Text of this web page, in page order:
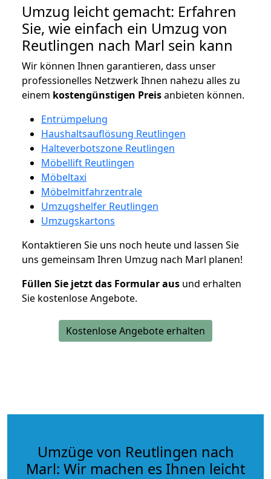
Umzug leicht gemacht: Erfahren
Sie, wie einfach ein Umzug von
Reutlingen nach Marl sein kann
Wir können Ihnen garantieren, dass unser
professionelles Netzwerk Ihnen nahezu alles zu
einem kostengünstigen Preisanbieten können.
Entrümpelung
Haushaltsauflösung Reutlingen
Halteverbotszone Reutlingen
Möbellift Reutlingen
Möbeltaxi
Möbelmitfahrzentrale
Umzugshelfer Reutlingen
Umzugskartons
Kontaktieren Sie uns noch heute und lassen Sie
uns gemeinsam Ihren Umzug nach Marl planen!
Füllen Sie jetzt das Formular aus und erhalten
Sie kostenlose Angebote.
Kostenlose Angebote erhalten
Umzüge von Reutlingen nach
Marl: Wir machen es Ihnen leicht